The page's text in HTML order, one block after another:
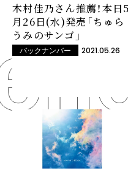
木村佳乃さん推薦！本日5
月26日(水)発売「ちゅら
うみのサンゴ」
バックナンバー 2021.05.26